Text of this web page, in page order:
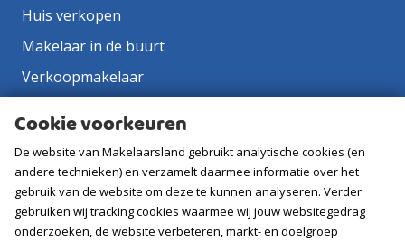
Huis verkopen
Makelaar in de buurt
Verkoopmakelaar
Vacatures
Volg ons
Cookie voorkeuren
De website van Makelaarsland gebruikt analytische cookies (en
andere technieken) en verzamelt daarmee informatie over het
gebruik van de website om deze te kunnen analyseren. Verder
gebruiken wij tracking cookies waarmee wij jouw websitegedrag
onderzoeken, de website verbeteren, markt- en doelgroep